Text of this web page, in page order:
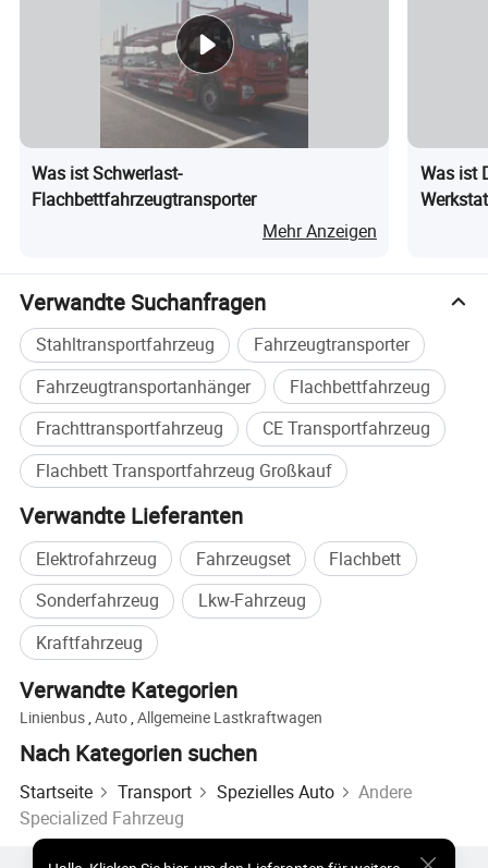
Was ist Schwerlast-
Flachbettfahrzeugtransporter
Mehr Anzeigen
Was ist
Verwandte Suchanfragen
Stahltransportfahrzeug
Fahrzeugtransporter
Fahrzeugtransportanhänger
Flachbettfahrzeug
Frachttransportfahrzeug
CE Transportfahrzeug
Flachbett Transportfahrzeug Großkauf
Verwandte Lieferanten
Elektrofahrzeug Fahrzeugset
Flachbett
Sonderfahrzeug
Lkw-Fahrzeug
Kraftfahrzeug
Verwandte Kategorien
Linienbus,Auto,Allgemeine Lastkraftwagen
Nach Kategorien suchen
Startseite Transport Spezielles Auto
Andere
Specialized Fahrzeug